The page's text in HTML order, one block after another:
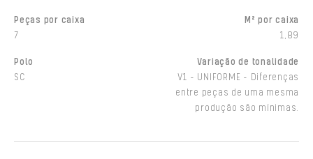
Peças por caixa
7
M² por caixa
1,89
Polo
SC
Variação de tonalidade
V1 - UNIFORME - Diferenças
entre peças de uma mesma
produção são mínimas.